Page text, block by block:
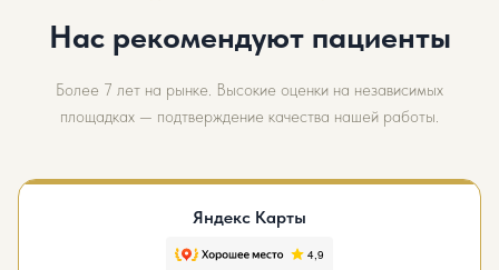
Нас рекомендуют пациенты
Более 7 лет на рынке. Высокие оценки на независимых
площадках — подтверждение качества нашей работы.
Яндекс Карты